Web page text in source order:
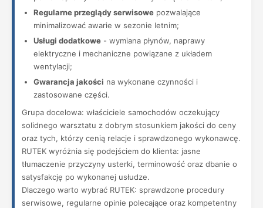
Regularne przeglądy serwisowe pozwalające
minimalizować awarie w sezonie letnim;
Usługi dodatkowe - wymiana płynów, naprawy
elektryczne i mechaniczne powiązane z układem
wentylacji;
Gwarancja jakości na wykonane czynności i
zastosowane części.
Grupa docelowa: właściciele samochodów oczekujący
solidnego warsztatu z dobrym stosunkiem jakości do ceny
oraz tych, którzy cenią relacje i sprawdzonego wykonawcę.
RUTEK wyróżnia się podejściem do klienta: jasne
tłumaczenie przyczyny usterki, terminowość oraz dbanie o
satysfakcję po wykonanej usłudze.
Dlaczego warto wybrać RUTEK: sprawdzone procedury
serwisowe, regularne opinie polecające oraz kompetentny